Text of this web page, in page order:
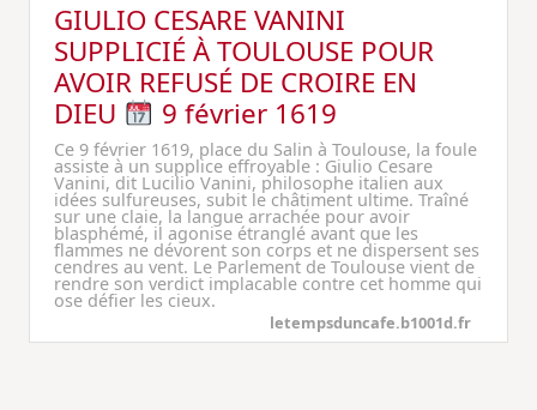
GIULIO CESARE VANINI
SUPPLICIÉ À TOULOUSE POUR
AVOIR REFUSÉ DE CROIRE EN
DIEU
9 février 1619
Ce 9 février 1619, place du Salin à Toulouse, la foule
assiste à un supplice effroyable : Giulio Cesare
Vanini, dit Lucilio Vanini, philosophe italien aux
idées sulfureuses, subit le châtiment ultime. Traîné
sur une claie, la langue arrachée pour avoir
blasphémé, il agonise étranglé avant que les
flammes ne dévorent son corps et ne dispersent ses
cendres au vent. Le Parlement de Toulouse vient de
rendre son verdict implacable contre cet homme qui
ose défier les cieux.
letempsduncafe.b1001d.fr